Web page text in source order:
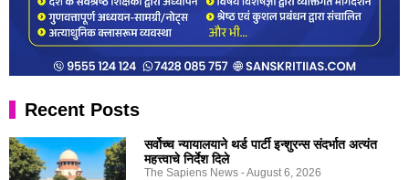
Recent Posts
सर्वोच्च न्यायालयाने थर्ड पार्टी इन्शुरन्स संदर्भात अत्यंत
महत्त्वाचे निर्देश दिले
The Sapiens News August 6, 2026